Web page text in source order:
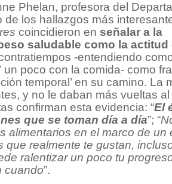
Phelan, profesora del
los hallazgos más
coincidieron en señalar a la
saludable como la actitud
-entendiendo
un poco con la comida- como
temporal’ en su camino. La
y no le daban más vueltas al
confirman esta evidencia: “El
que se toman día a día”; “
alimentarios en el marco de un
realmente te gustan,
ralentizar un poco tu
cuando”.